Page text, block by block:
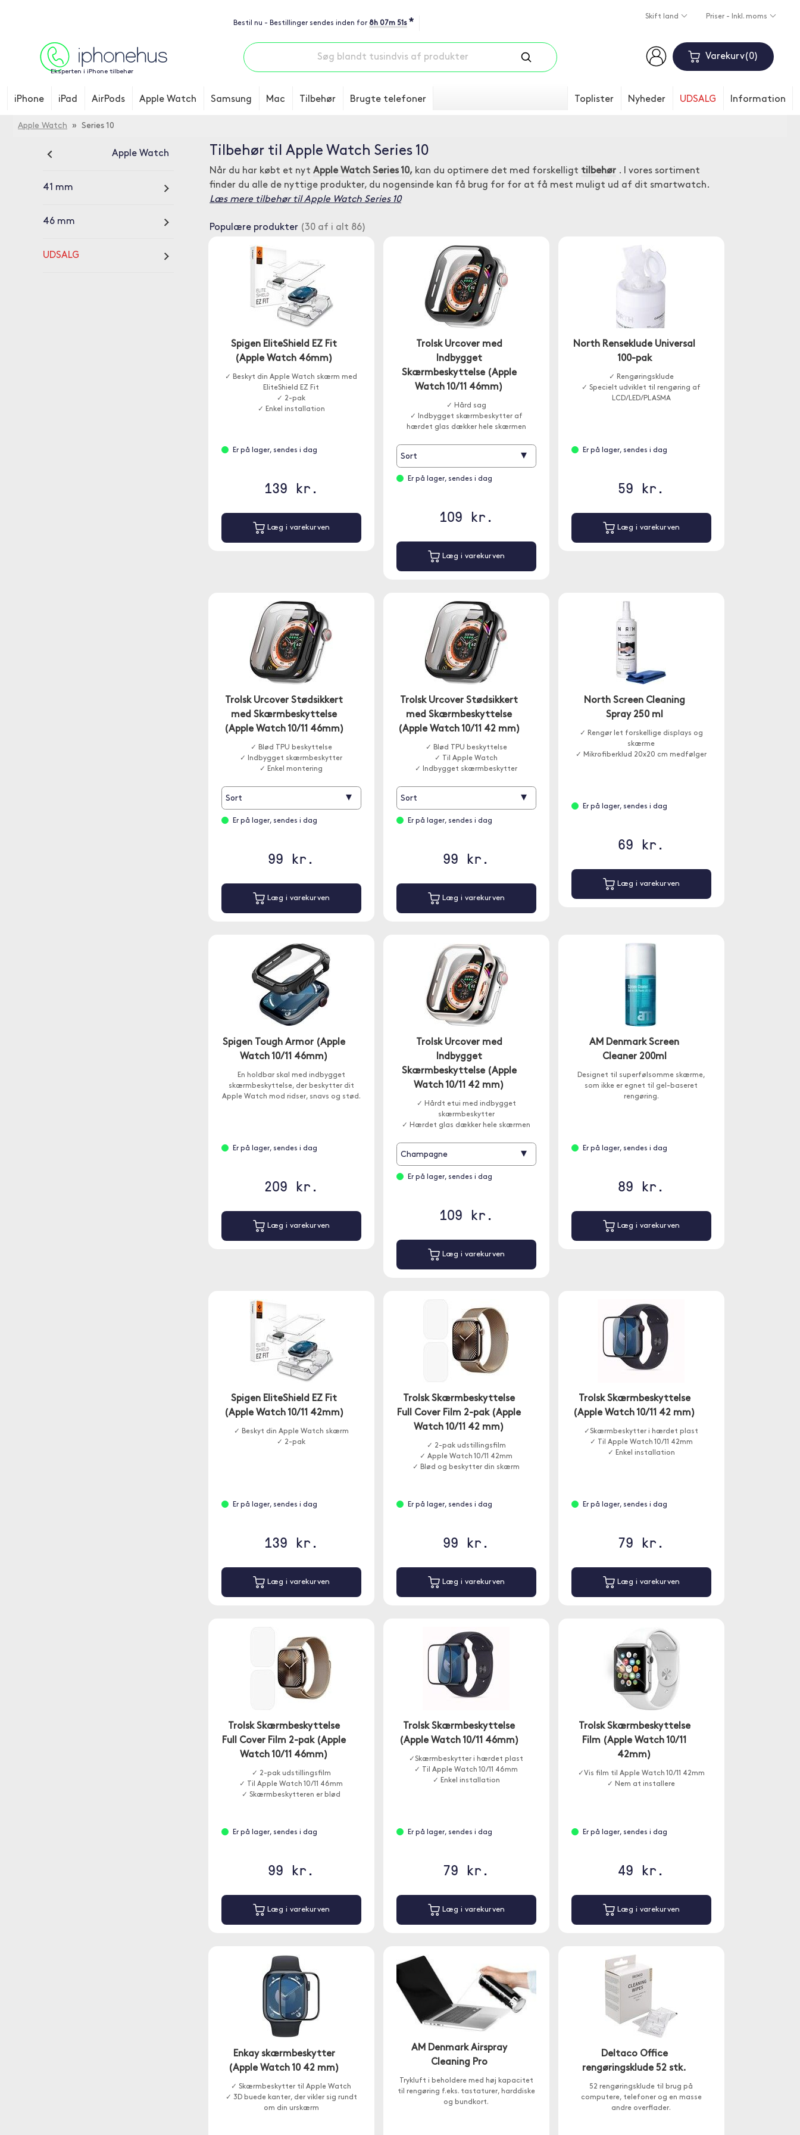
Bestil nu - Bestillinger sendes inden for 8h 07m 50s *
Skift land Priser - Inkl. moms
Eksperten i iPhone tilbehør
Varekurv 0
iPhone iPad AirPods Apple Watch Samsung Mac Tilbehør Brugte telefoner Toplister Nyheder UDSALG Information
Apple Watch » Series 10
Apple Watch
41 mm
46 mm
UDSALG
Tilbehør til Apple Watch Series 10
Når du har købt et nyt Apple Watch Series 10, kan du optimere det med forskelligt tilbehør . I vores sortiment
finder du alle de nyttige produkter, du nogensinde kan få brug for for at få mest muligt ud af dit smartwatch.
Læs mere tilbehør til Apple Watch Series 10
Populære produkter (30 af i alt 86)
Spigen EliteShield EZ Fit
(Apple Watch 46mm)
✓ Beskyt din Apple Watch skærm med
EliteShield EZ Fit
✓ 2-pak
✓ Enkel installation
Er på lager, sendes i dag
139 kr.
Læg i varekurven
Trolsk Urcover med
Indbygget
Skærmbeskyttelse (Apple
Watch 10/11 46mm)
✓ Hård sag
✓ Indbygget skærmbeskytter af
hærdet glas dækker hele skærmen
Sort ▾
Er på lager, sendes i dag
109 kr.
Læg i varekurven
North Renseklude Universal
100-pak
✓ Rengøringsklude
✓ Specielt udviklet til rengøring af
LCD/LED/PLASMA
Er på lager, sendes i dag
59 kr.
Læg i varekurven
Trolsk Urcover Stødsikkert
med Skærmbeskyttelse
(Apple Watch 10/11 46mm)
✓ Blød TPU beskyttelse
✓ Indbygget skærmbeskytter
✓ Enkel montering
Sort ▾
Er på lager, sendes i dag
99 kr.
Læg i varekurven
Trolsk Urcover Stødsikkert
med Skærmbeskyttelse
(Apple Watch 10/11 42 mm)
✓ Blød TPU beskyttelse
✓ Til Apple Watch
✓ Indbygget skærmbeskytter
Sort ▾
Er på lager, sendes i dag
99 kr.
Læg i varekurven
North Screen Cleaning
Spray 250 ml
✓ Rengør let forskellige displays og
skærme
✓ Mikrofiberklud 20x20 cm medfølger
Er på lager, sendes i dag
69 kr.
Læg i varekurven
Spigen Tough Armor (Apple
Watch 10/11 46mm)
En holdbar skal med indbygget
skærmbeskyttelse, der beskytter dit
Apple Watch mod ridser, snavs og stød.
Er på lager, sendes i dag
209 kr.
Læg i varekurven
Trolsk Urcover med
Indbygget
Skærmbeskyttelse (Apple
Watch 10/11 42 mm)
✓ Hårdt etui med indbygget
skærmbeskytter
✓ Hærdet glas dækker hele skærmen
Champagne ▾
Er på lager, sendes i dag
109 kr.
Læg i varekurven
AM Denmark Screen
Cleaner 200ml
Designet til superfølsomme skærme,
som ikke er egnet til gel-baseret
rengøring.
Er på lager, sendes i dag
89 kr.
Læg i varekurven
Spigen EliteShield EZ Fit
(Apple Watch 10/11 42mm)
✓ Beskyt din Apple Watch skærm
✓ 2-pak
Er på lager, sendes i dag
139 kr.
Læg i varekurven
Trolsk Skærmbeskyttelse
Full Cover Film 2-pak (Apple
Watch 10/11 42 mm)
✓ 2-pak udstillingsfilm
✓ Apple Watch 10/11 42mm
✓ Blød og beskytter din skærm
Er på lager, sendes i dag
99 kr.
Læg i varekurven
Trolsk Skærmbeskyttelse
(Apple Watch 10/11 42 mm)
✓Skærmbeskytter i hærdet plast
✓ Til Apple Watch 10/11 42mm
✓ Enkel installation
Er på lager, sendes i dag
79 kr.
Læg i varekurven
Trolsk Skærmbeskyttelse
Full Cover Film 2-pak (Apple
Watch 10/11 46mm)
✓ 2-pak udstillingsfilm
✓ Til Apple Watch 10/11 46mm
✓ Skærmbeskytteren er blød
Er på lager, sendes i dag
99 kr.
Læg i varekurven
Trolsk Skærmbeskyttelse
(Apple Watch 10/11 46mm)
✓Skærmbeskytter i hærdet plast
✓ Til Apple Watch 10/11 46mm
✓ Enkel installation
Er på lager, sendes i dag
79 kr.
Læg i varekurven
Trolsk Skærmbeskyttelse
Film (Apple Watch 10/11
42mm)
✓Vis film til Apple Watch 10/11 42mm
✓ Nem at installere
Er på lager, sendes i dag
49 kr.
Læg i varekurven
Enkay skærmbeskytter
(Apple Watch 10 42 mm)
✓ Skærmbeskytter til Apple Watch
✓ 3D buede kanter, der vikler sig rundt
om din urskærm
AM Denmark Airspray
Cleaning Pro
Trykluft i beholdere med høj kapacitet
til rengøring f.eks. tastaturer, harddiske
og bundkort.
Deltaco Office
rengøringsklude 52 stk.
52 rengøringsklude til brug på
computere, telefoner og en masse
andre overflader.